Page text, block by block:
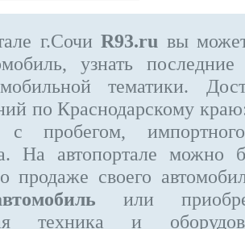
г.СочиR93.ru вы
узнать
тематики.
по Краснодарскому
с пробегом,
На автопортале можно
о продаже своего
или
техника и